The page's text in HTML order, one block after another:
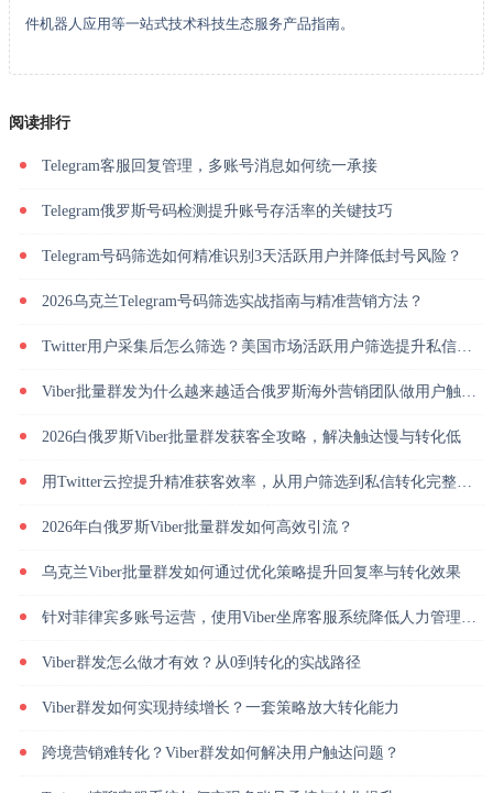
件机器人应用等一站式技术科技生态服务产品指南。
阅读排行
Telegram客服回复管理，多账号消息如何统一承接
Telegram俄罗斯号码检测提升账号存活率的关键技巧
Telegram号码筛选如何精准识别3天活跃用户并降低封号风险？
2026乌克兰Telegram号码筛选实战指南与精准营销方法？
Twitter用户采集后怎么筛选？美国市场活跃用户筛选提升私信回复率
Viber批量群发为什么越来越适合俄罗斯海外营销团队做用户触达？
2026白俄罗斯Viber批量群发获客全攻略，解决触达慢与转化低
用Twitter云控提升精准获客效率，从用户筛选到私信转化完整解析
2026年白俄罗斯Viber批量群发如何高效引流？
乌克兰Viber批量群发如何通过优化策略提升回复率与转化效果
针对菲律宾多账号运营，使用Viber坐席客服系统降低人力管理成本
Viber群发怎么做才有效？从0到转化的实战路径
Viber群发如何实现持续增长？一套策略放大转化能力
跨境营销难转化？Viber群发如何解决用户触达问题？